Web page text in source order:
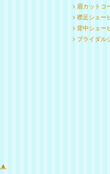
眉カットコ
襟足シェー
背中シェー
ブライダル
▲